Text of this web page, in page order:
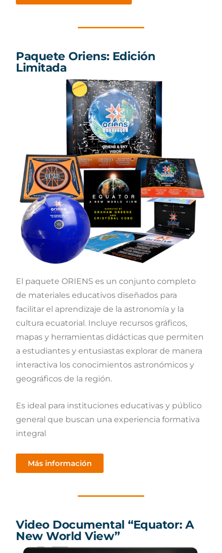
Paquete Oriens: Edición
Limitada
El paquete ORIENS es un conjunto completo
de materiales educativos diseñados para
facilitar el aprendizaje de la astronomía y la
cultura ecuatorial. Incluye recursos gráficos,
mapas y herramientas didácticas que permiten
a estudiantes y entusiastas explorar de manera
interactiva los conocimientos astronómicos y
geográficos de la región.
Es ideal para instituciones educativas y público
general que buscan una experiencia formativa
integral
Más información
Video Documental “Equator: A
New World View”